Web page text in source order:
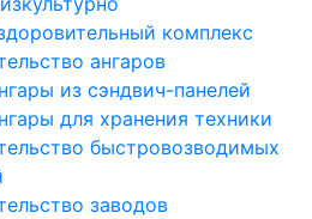
комплекс
ангаров
из сэндвич-панелей
для хранения техники
быстровозводимых
заводов